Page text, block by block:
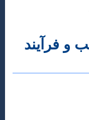
و فرآیند